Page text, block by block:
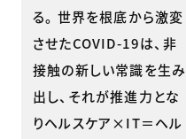
る。 世界を根底から激変
させたCOVID-19は、非
接触の新しい常識を生み
出し、それが推進力とな
りヘルスケア×IT＝ヘル